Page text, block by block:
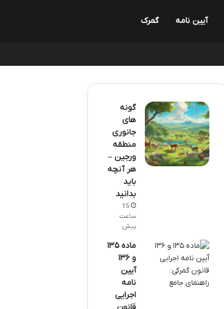
آیین نامه گمرک
گونه
های
جانوری
منطقه
ورجین –
هر آنچه
باید
بدانید
15
ساعت
پیش
ماده ۱۳۵
و ۱۳۶
آیین
نامه
اجرایی